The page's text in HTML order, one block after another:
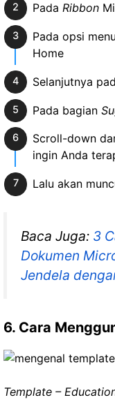
Pada Ribbon
Pada opsi
Home
Selanjutnya
Pada bagian
Scroll-down
ingin Anda
Lalu akan
Baca Juga: 3
Dokumen
Jendela
6. Cara
Template –